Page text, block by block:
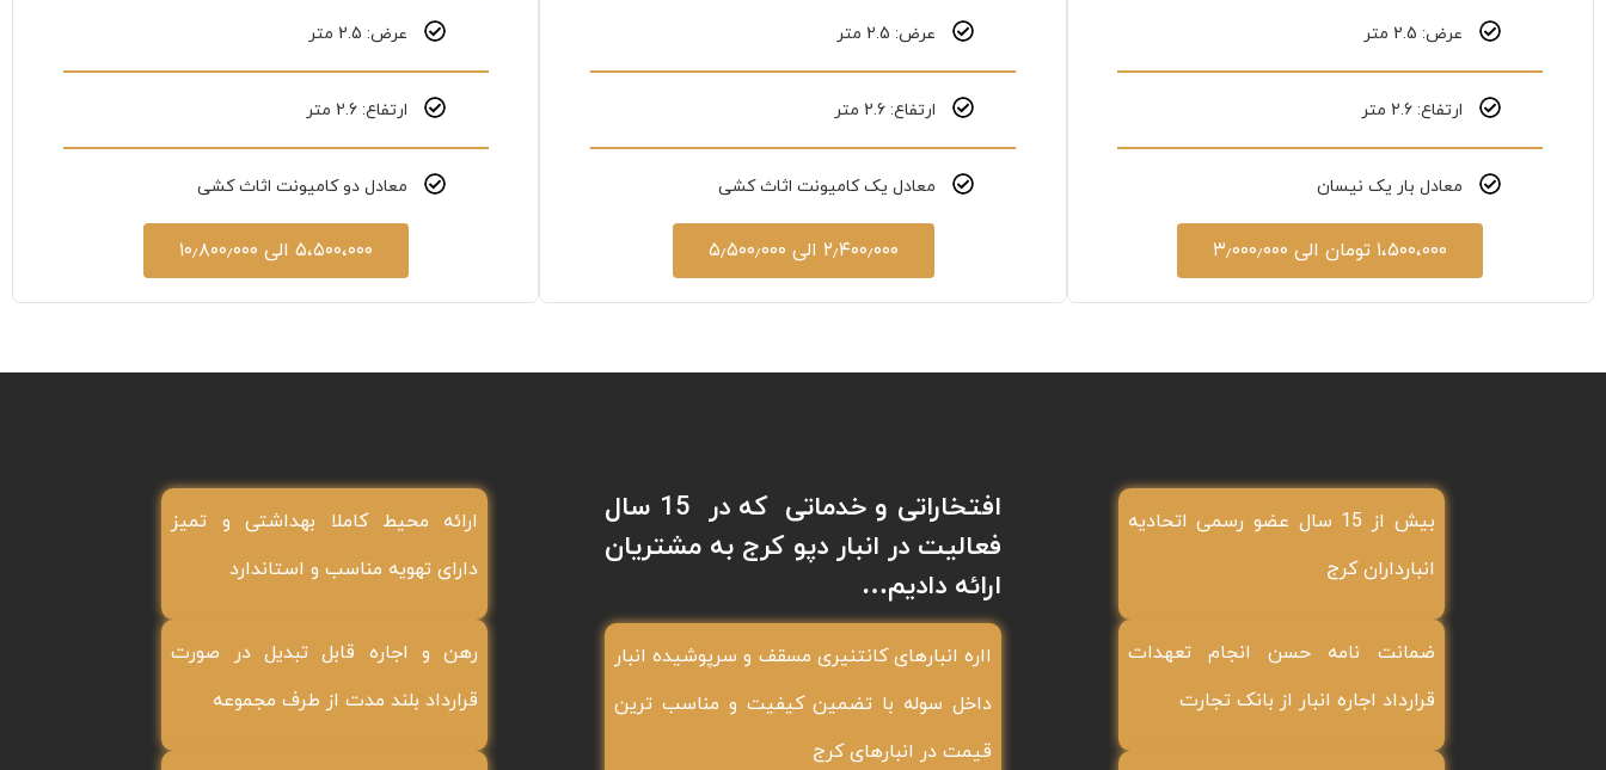
عرض: 2.5 متر
ارتفاع: 2.6 متر
معادل بار یک نیسان
۱،۵۰۰،۰۰۰ تومان الی ۳٫۰۰۰٫۰۰۰
عرض: 2.5 متر
ارتفاع: 2.6 متر
معادل یک کامیونت اثاث کشی
۲٫۴۰۰٫۰۰۰ الی ۵٫۵۰۰٫۰۰۰
عرض: 2.5 متر
ارتفاع: 2.6 متر
معادل دو کامیونت اثاث کشی
۵،۵۰۰،۰۰۰ الی ۱۰٫۸۰۰٫۰۰۰
بیش از 15 سال عضو رسمی اتحادیه
انبارداران کرج
ضمانت نامه حسن انجام تعهدات
قرارداد اجاره انبار از بانک تجارت
افتخاراتی و خدماتی که در 15 سال
فعالیت در انبار دپو کرج به مشتریان
ارائه دادیم…
ااره انبارهای کانتنیری مسقف و سرپوشیده انبار
داخل سوله با تضمین کیفیت و مناسب ترین
قیمت در انبارهای کرج
ارائه محیط کاملا بهداشتی و تمیز
دارای تهویه مناسب و استاندارد
رهن و اجاره قابل تبدیل در صورت
قرارداد بلند مدت از طرف مجموعه